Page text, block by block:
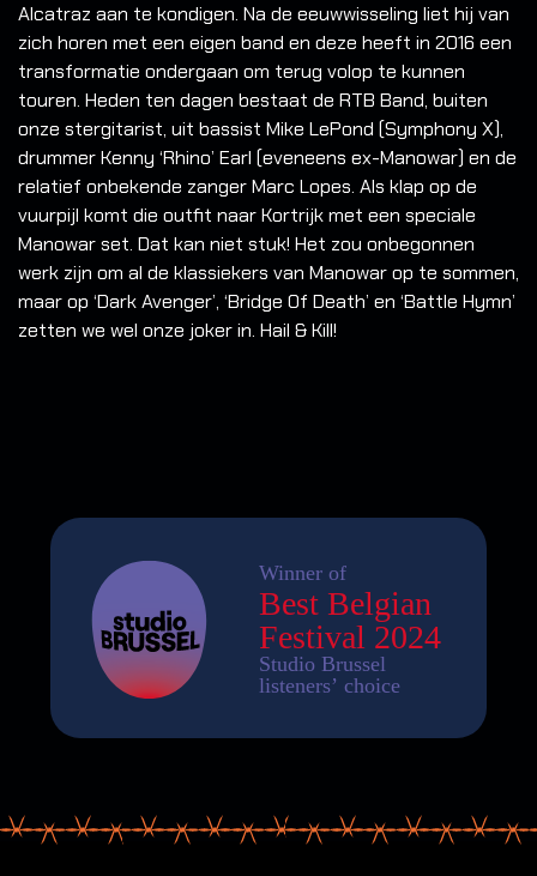
Alcatraz aan te kondigen. Na de eeuwwisseling liet hij van
zich horen met een eigen band en deze heeft in 2016 een
transformatie ondergaan om terug volop te kunnen
touren. Heden ten dagen bestaat de RTB Band, buiten
onze stergitarist, uit bassist Mike LePond (Symphony X),
drummer Kenny ‘Rhino’ Earl (eveneens ex-Manowar) en de
relatief onbekende zanger Marc Lopes. Als klap op de
vuurpijl komt die outfit naar Kortrijk met een speciale
Manowar set. Dat kan niet stuk! Het zou onbegonnen
werk zijn om al de klassiekers van Manowar op te sommen,
maar op ‘Dark Avenger’, ‘Bridge Of Death’ en ‘Battle Hymn’
zetten we wel onze joker in. Hail & Kill!